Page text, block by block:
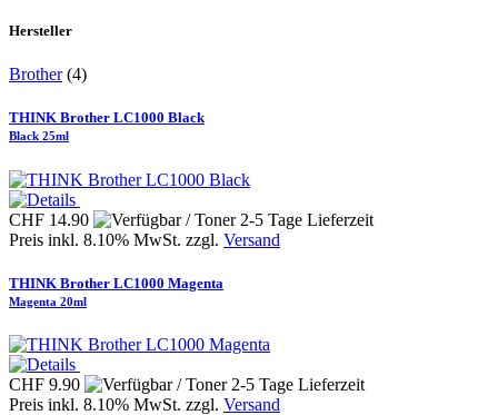
Hersteller
Brother(4)
THINK Brother LC1000 Black
Black 25ml
CHF 14.90
Preis inkl. 8.10% MwSt. zzgl. Versand
THINK Brother LC1000 Magenta
Magenta 20ml
CHF 9.90
Preis inkl. 8.10% MwSt. zzgl. Versand